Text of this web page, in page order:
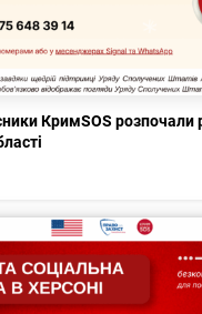
КримSOS розпочали